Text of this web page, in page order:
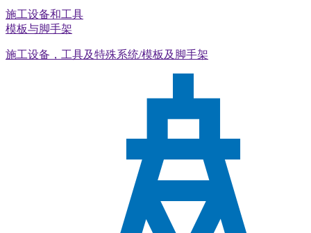
施工设备和工具
模板与脚手架
施工设备，工具及特殊系统/模板及脚手架